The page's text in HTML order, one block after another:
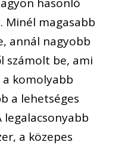
Minél magasabb
annál nagyobb
számolt be, ami
a komolyabb
a lehetséges
legalacsonyabb
a közepes